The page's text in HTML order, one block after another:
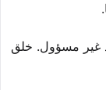
غير مسؤول. خلق